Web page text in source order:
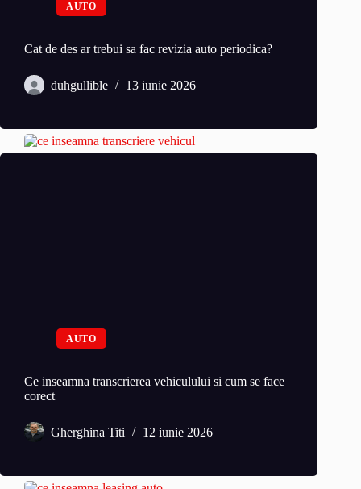
AUTO
Cat de des ar trebui sa fac revizia auto periodica?
duhgullible 13 iunie 2026
AUTO
Ce inseamna transcrierea vehiculului si cum se face
corect
Gherghina Titi 12 iunie 2026